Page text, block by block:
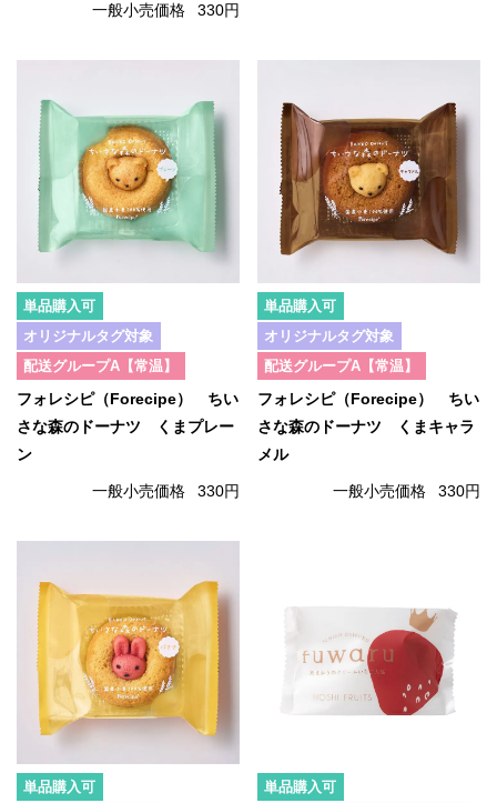
一般小売価格 330円
単品購入可
オリジナルタグ対象
配送グループA【常温】
フォレシピ（Forecipe） ちい
さな森のドーナツ くまプレー
ン
一般小売価格 330円
単品購入可
オリジナルタグ対象
配送グループA【常温】
フォレシピ（Forecipe） ちい
さな森のドーナツ くまキャラ
メル
一般小売価格 330円
単品購入可
単品購入可